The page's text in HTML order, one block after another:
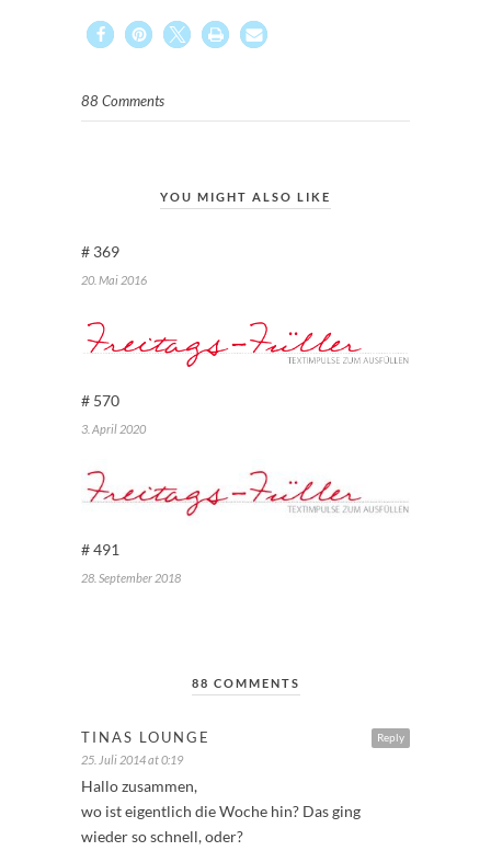
88 Comments
YOU MIGHT ALSO LIKE
# 369
20. Mai 2016
# 570
3. April 2020
# 491
28. September 2018
88 COMMENTS
Reply
TINAS LOUNGE
25. Juli 2014 at 0:19
Hallo zusammen,
wo ist eigentlich die Woche hin? Das ging
wieder so schnell, oder?